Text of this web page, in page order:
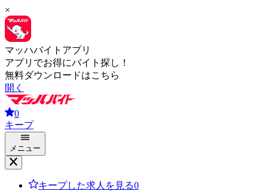
×
マッハバイトアプリ
アプリでお得にバイト探し！
無料ダウンロードはこちら
開く
0
キープ
メニュー
キープした求人を見る0